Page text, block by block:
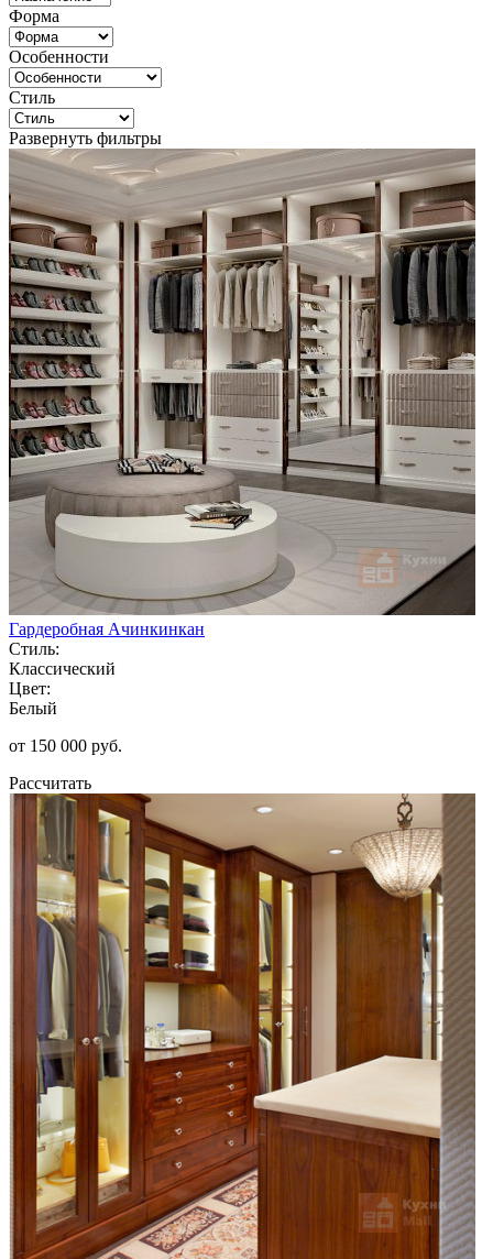
Форма
Особенности
Стиль
Развернуть фильтры
Гардеробная Ачинкинкан
Стиль:
Классический
Цвет:
Белый
от 150 000 руб.
Рассчитать